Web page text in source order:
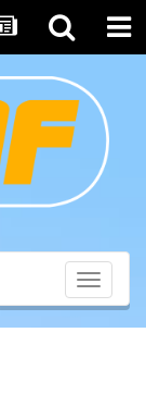
Toggle